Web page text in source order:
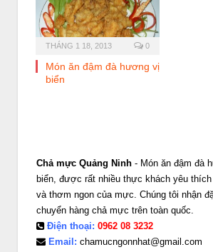
THÁNG 1 18, 2013 0
Món ăn đậm đà hương vị
biển
Chả mực Quảng Ninh - Món ăn đậm đà
biển, được rất nhiều thực khách yêu
và thơm ngon của mực. Chúng tôi nhận
chuyển hàng chả mực trên toàn quốc.
Điện thoại: 0962 08 3232
Email: chamucngonnhat@gmail.com